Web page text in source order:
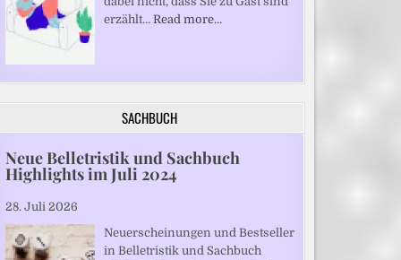
erzählt… Read more…
SACHBUCH
Neue Belletristik und Sachbuch
Highlights im Juli 2024
28. Juli 2026
Neuerscheinungen und Bestseller
in Belletristik und Sachbuch